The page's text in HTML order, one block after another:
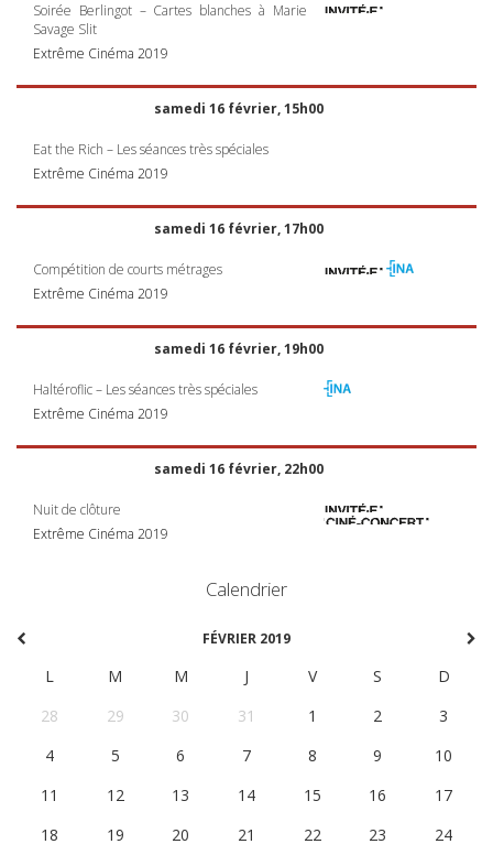
Soirée Berlingot – Cartes blanches à Marie
Savage Slit
Extrême Cinéma 2019
samedi 16 février, 15h00
Eat the Rich – Les séances très spéciales
Extrême Cinéma 2019
samedi 16 février, 17h00
Compétition de courts métrages
Extrême Cinéma 2019
samedi 16 février, 19h00
Haltéroflic – Les séances très spéciales
Extrême Cinéma 2019
samedi 16 février, 22h00
Nuit de clôture
Extrême Cinéma 2019
Calendrier
FÉVRIER 2019
L M M J V S
D
28
29 30 31 1 2
3
4
5 6 7 8 9
10
11
12 13 14 15 16
17
18
19 20 21 22 23
24